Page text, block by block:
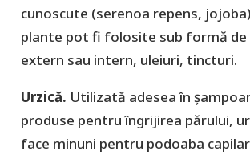
cunoscute (serenoa repens,
plante pot fi folosite sub formă de
extern sau intern, uleiuri, tincturi.
Urzică. Utilizată adesea în
produse pentru îngrijirea părului,
face minuni pentru podoaba